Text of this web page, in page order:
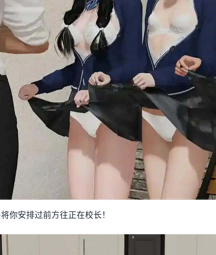
你安排过前方往正在校长！